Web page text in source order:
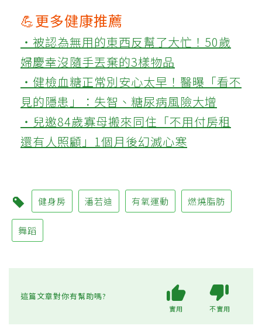
💪更多健康推薦
‧被認為無用的東西反幫了大忙！50歲
婦慶幸沒隨手丟棄的3樣物品
‧健檢血糖正常別安心太早！醫曝「看不
見的隱患」：失智、糖尿病風險大增
‧兒邀84歲寡母搬來同住「不用付房租
還有人照顧」1個月後幻滅心寒
健身房 潘若迪 有氧運動 燃燒脂肪
舞蹈
這篇文章對你有幫助嗎?
實用 不實用